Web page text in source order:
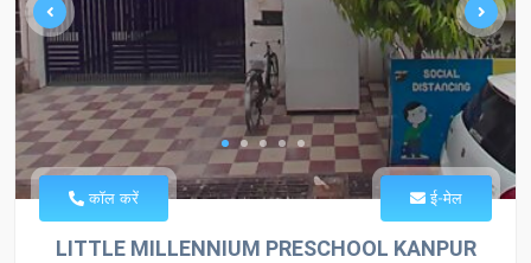
कॉल करें ई-मेल
LITTLE MILLENNIUM PRESCHOOL KANPUR